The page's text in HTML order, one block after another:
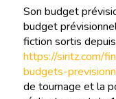
Son budget
budget
fiction sortis
https://siritz.com/
budgets-
de tournage et la